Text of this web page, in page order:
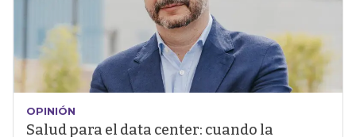
OPINIÓN
Salud para el data center: cuando la